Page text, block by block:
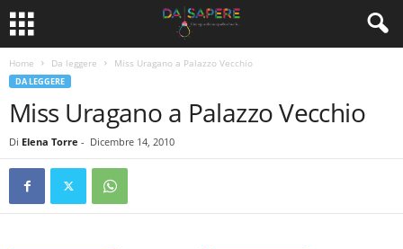
Home Da leggere Miss Uragano a Palazzo Vecchio
DA LEGGERE
Miss Uragano a Palazzo Vecchio
Di Elena Torre - Dicembre 14, 2010